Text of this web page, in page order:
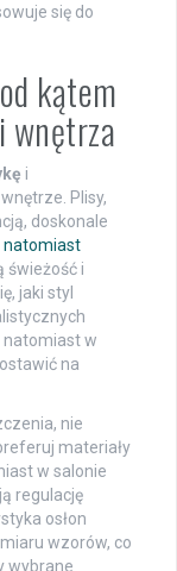
się do
kątem
i
Plisy,
doskonale
natomiast
świeżość i
jaki styl
natomiast w
na
nie
materiały
w salonie
regulację
osłon
wzorów, co
wybrane